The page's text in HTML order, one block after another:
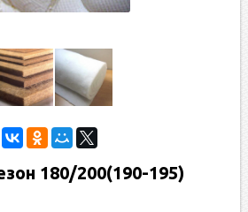
180/200(190-195)